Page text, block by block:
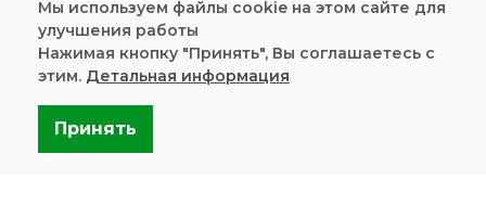
Политика конфиденциальности
Пользовательское соглашение
Информация на сайте является
Мы используем файлы cookie на этом сайте для
улучшения работы
Нажимая кнопку "Принять", Вы соглашаетесь с
этим. Детальная информация
Принять